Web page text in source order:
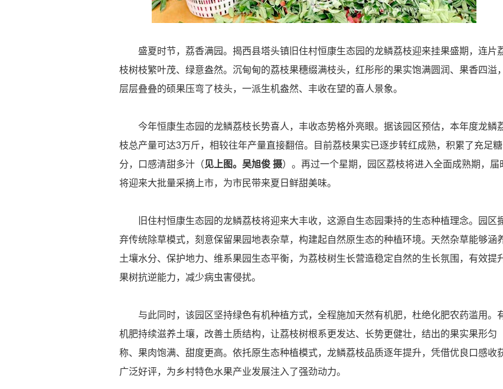
盛夏时节，荔香满园。揭西县塔头镇旧住村恒康生态园的龙鳞荔枝迎来挂果盛期，连片
枝树枝繁叶茂、绿意盎然。沉甸甸的荔枝果穗缀满枝头，红彤彤的果实饱满圆润、果香四溢，
层层叠叠的硕果压弯了枝头，一派生机盎然、丰收在望的喜人景象。
今年恒康生态园的龙鳞荔枝长势喜人，丰收态势格外亮眼。据该园区预估，本年度龙鳞
枝总产量可达3万斤，相较往年产量直接翻倍。目前荔枝果实已逐步转红成熟，积累了充足糖
分，口感清甜多汁（见上图。吴旭俊 摄）。再过一个星期，园区荔枝将进入全面成熟期，届
将迎来大批量采摘上市，为市民带来夏日鲜甜美味。
旧住村恒康生态园的龙鳞荔枝将迎来大丰收，这源自生态园秉持的生态种植理念。园区
弃传统除草模式，刻意保留果园地表杂草，构建起自然原生态的种植环境。天然杂草能够涵
土壤水分、保护地力、维系果园生态平衡，为荔枝树生长营造稳定自然的生长氛围，有效提
果树抗逆能力，减少病虫害侵扰。
与此同时，该园区坚持绿色有机种植方式，全程施加天然有机肥，杜绝化肥农药滥用。
机肥持续滋养土壤，改善土质结构，让荔枝树根系更发达、长势更健壮，结出的果实果形匀
称、果肉饱满、甜度更高。依托原生态种植模式，龙鳞荔枝品质逐年提升，凭借优良口感收
广泛好评，为乡村特色水果产业发展注入了强劲动力。